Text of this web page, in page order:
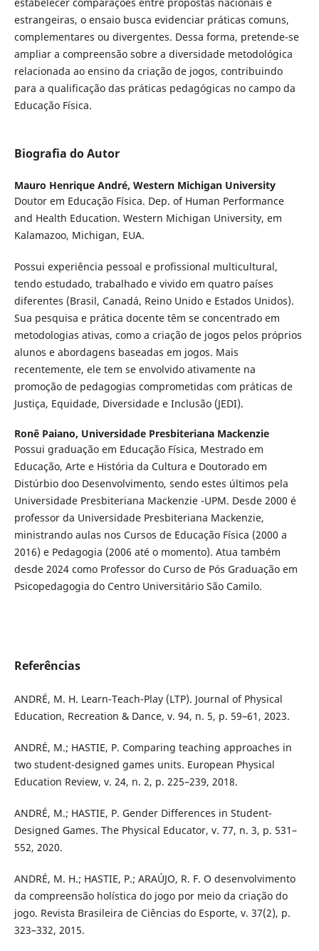
estrangeiras, o ensaio busca evidenciar práticas comuns,
complementares ou divergentes. Dessa forma, pretende-se
ampliar a compreensão sobre a diversidade metodológica
relacionada ao ensino da criação de jogos, contribuindo
para a qualificação das práticas pedagógicas no campo da
Educação Física.
Biografia do Autor
Mauro Henrique André, Western Michigan University
Doutor em Educação Física. Dep. of Human Performance
and Health Education. Western Michigan University, em
Kalamazoo, Michigan, EUA.
Possui experiência pessoal e profissional multicultural,
tendo estudado, trabalhado e vivido em quatro países
diferentes (Brasil, Canadá, Reino Unido e Estados Unidos).
Sua pesquisa e prática docente têm se concentrado em
metodologias ativas, como a criação de jogos pelos próprios
alunos e abordagens baseadas em jogos. Mais
recentemente, ele tem se envolvido ativamente na
promoção de pedagogias comprometidas com práticas de
Justiça, Equidade, Diversidade e Inclusão (JEDI).
Ronê Paiano, Universidade Presbiteriana Mackenzie
Possui graduação em Educação Física, Mestrado em
Educação, Arte e História da Cultura e Doutorado em
Distúrbio doo Desenvolvimento, sendo estes últimos pela
Universidade Presbiteriana Mackenzie -UPM. Desde 2000 é
professor da Universidade Presbiteriana Mackenzie,
ministrando aulas nos Cursos de Educação Física (2000 a
2016) e Pedagogia (2006 até o momento). Atua também
desde 2024 como Professor do Curso de Pós Graduação em
Psicopedagogia do Centro Universitário São Camilo.
Referências
ANDRÉ, M. H. Learn-Teach-Play (LTP). Journal of Physical
Education, Recreation & Dance, v. 94, n. 5, p. 59–61, 2023.
ANDRÉ, M.; HASTIE, P. Comparing teaching approaches in
two student-designed games units. European Physical
Education Review, v. 24, n. 2, p. 225–239, 2018.
ANDRÉ, M.; HASTIE, P. Gender Differences in Student-
Designed Games. The Physical Educator, v. 77, n. 3, p. 531–
552, 2020.
ANDRÉ, M. H.; HASTIE, P.; ARAÚJO, R. F. O desenvolvimento
da compreensão holística do jogo por meio da criação do
jogo. Revista Brasileira de Ciências do Esporte, v. 37(2), p.
323–332, 2015.